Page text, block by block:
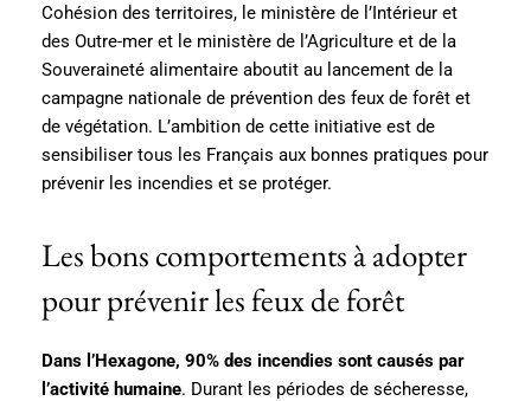
Cohésion des territoires, le ministère de l’Intérieur et
des Outre-mer et le ministère de l’Agriculture et de la
Souveraineté alimentaire aboutit au lancement de la
campagne nationale de prévention des feux de forêt et
de végétation. L’ambition de cette initiative est de
sensibiliser tous les Français aux bonnes pratiques pour
prévenir les incendies et se protéger.
Les bons comportements à adopter
pour prévenir les feux de forêt
Dans l’Hexagone, 90% des incendies sont causés par
l’activité humaine. Durant les périodes de sécheresse,